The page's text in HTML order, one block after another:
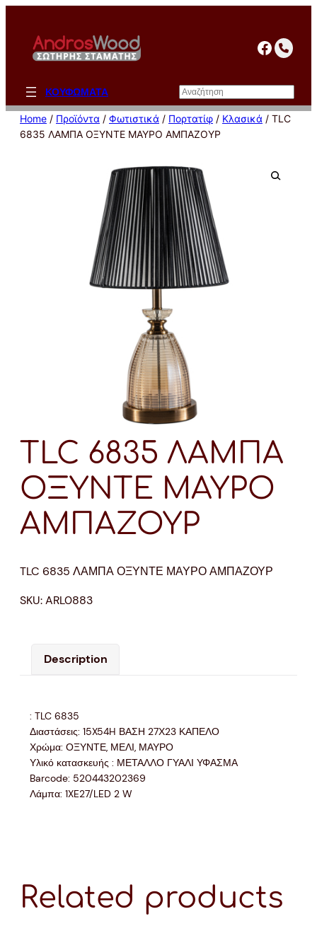
περιεχόμενο
ΚΟΥΦΩΜΑΤΑ Αναζήτηση
Home / Προϊόντα / Φωτιστικά / Πορτατίφ / Κλασικά / TLC
6835 ΛΑΜΠΑ ΟΞΥΝΤΕ ΜΑΥΡΟ ΑΜΠΑΖΟΥΡ
TLC 6835 ΛΑΜΠΑ
ΟΞΥΝΤΕ ΜΑΥΡΟ
ΑΜΠΑΖΟΥΡ
TLC 6835 ΛΑΜΠΑ ΟΞΥΝΤΕ ΜΑΥΡΟ ΑΜΠΑΖΟΥΡ
SKU:ARL0883
Description
: TLC 6835
Διαστάσεις: 15X54H ΒΑΣΗ 27Χ23 ΚΑΠΕΛΟ
Χρώμα: ΟΞΥΝΤΕ, ΜΕΛΙ, ΜΑΥΡΟ
Υλικό κατασκευής : ΜΕΤΑΛΛΟ ΓΥΑΛΙ ΥΦΑΣΜΑ
Barcode: 520443202369
Λάμπα: 1XE27/LED 2 W
Related products